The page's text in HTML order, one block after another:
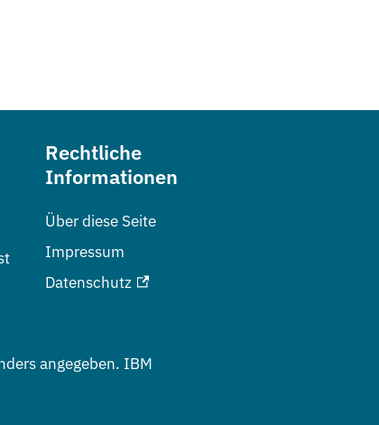
Rechtliche
Informationen
Über diese Seite
Impressum
Datenschutz
angegeben. IBM